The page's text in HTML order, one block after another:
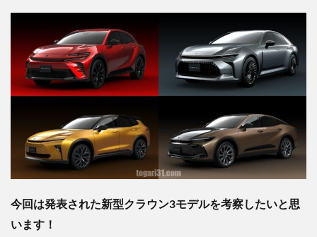
今回は発表された新型クラウン3モデルを考察したいと思
います！